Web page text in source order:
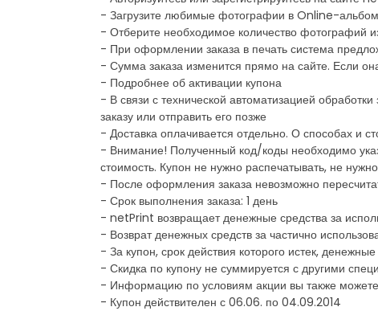
- Загрузите любимые фотографии в Online-альбом
- Отберите необходимое количество фотографий
- При оформлении заказа в печать система
- Сумма заказа изменится прямо на сайте. Если
- Подробнее об активации купона
- В связи с технической автоматизацией
заказу или отправить его позже
- Доставка оплачивается отдельно. О способах и
- Внимание! Полученный код/коды необходимо
стоимость. Купон не нужно распечатывать, не
- После оформления заказа невозможно
- Срок выполнения заказа: 1 день
- netPrint возвращает денежные средства за
- Возврат денежных средств за частично
- За купон, срок действия которого истек,
- Скидка по купону не суммируется с другими
- Информацию по условиям акции вы также
- Купон действителен с 06.06. по 04.09.2014